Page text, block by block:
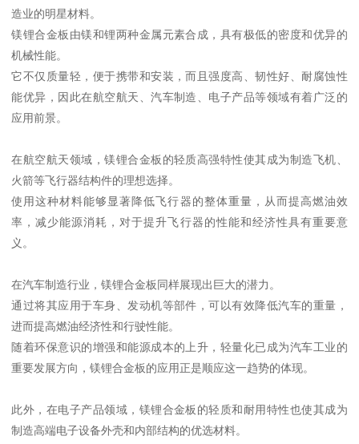
造业的明星材料。
镁锂合金板由镁和锂两种金属元素合成，具有极低的密度和优异的
机械性能。
它不仅质量轻，便于携带和安装，而且强度高、韧性好、耐腐蚀性
能优异，因此在航空航天、汽车制造、电子产品等领域有着广泛的
应用前景。
在航空航天领域，镁锂合金板的轻质高强特性使其成为制造飞机、
火箭等飞行器结构件的理想选择。
使用这种材料能够显著降低飞行器的整体重量，从而提高燃油效
率，减少能源消耗，对于提升飞行器的性能和经济性具有重要意
义。
在汽车制造行业，镁锂合金板同样展现出巨大的潜力。
通过将其应用于车身、发动机等部件，可以有效降低汽车的重量，
进而提高燃油经济性和行驶性能。
随着环保意识的增强和能源成本的上升，轻量化已成为汽车工业的
重要发展方向，镁锂合金板的应用正是顺应这一趋势的体现。
此外，在电子产品领域，镁锂合金板的轻质和耐用特性也使其成为
制造高端电子设备外壳和内部结构的优选材料。